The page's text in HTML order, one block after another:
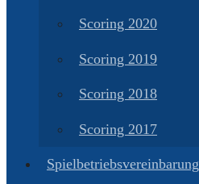
Scoring 2020
Scoring 2019
Scoring 2018
Scoring 2017
Spielbetriebsvereinbarung